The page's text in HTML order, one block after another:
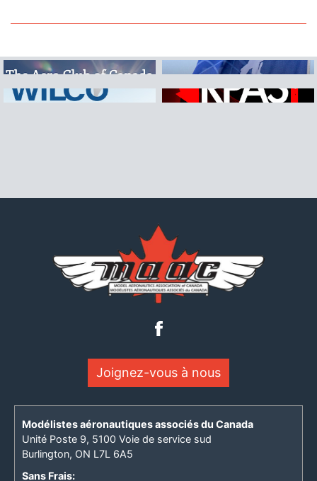
Joignez-vous à nous
Modélistes aéronautiques associés du Canada
Unité Poste 9, 5100 Voie de service sud
Burlington, ON L7L 6A5
Sans Frais: